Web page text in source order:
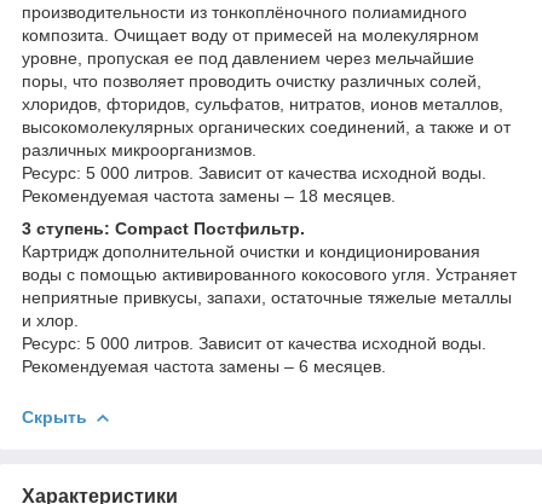
производительности из тонкоплёночного полиамидного
композита. Очищает воду от примесей на молекулярном
уровне, пропуская ее под давлением через мельчайшие
поры, что позволяет проводить очистку различных солей,
хлоридов, фторидов, сульфатов, нитратов, ионов металлов,
высокомолекулярных органических соединений, а также и от
различных микроорганизмов.
Ресурс: 5 000 литров. Зависит от качества исходной воды.
Рекомендуемая частота замены – 18 месяцев.
3 ступень: Compact Постфильтр.
Картридж дополнительной очистки и кондиционирования
воды с помощью активированного кокосового угля. Устраняет
неприятные привкусы, запахи, остаточные тяжелые металлы
и хлор.
Ресурс: 5 000 литров. Зависит от качества исходной воды.
Рекомендуемая частота замены – 6 месяцев.
Скрыть
Характеристики